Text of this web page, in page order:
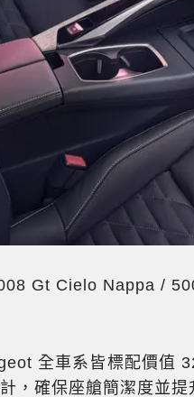
Gt Cielo Nappa /
全車系皆標配價值
，確保座艙簡潔度並提